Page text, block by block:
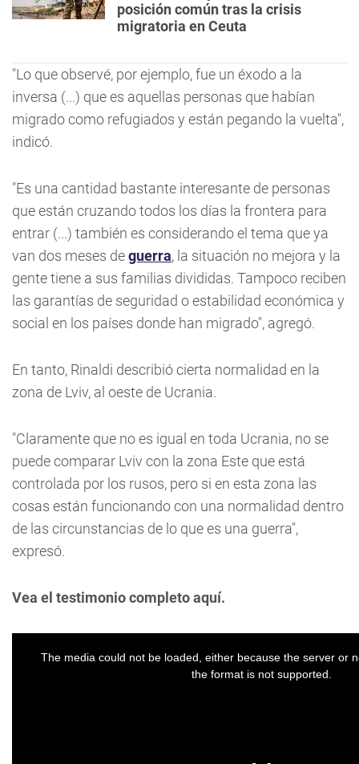
posición común tras la crisis
migratoria en Ceuta
"Lo que observé, por ejemplo, fue un éxodo a la
inversa (...) que es aquellas personas que habían
migrado como refugiados y están pegando la vuelta",
indicó.
"Es una cantidad bastante interesante de personas
que están cruzando todos los días la frontera para
entrar (...) también es considerando el tema que ya
van dos meses deguerra, la situación no mejora y la
gente tiene a sus familias divididas. Tampoco reciben
las garantías de seguridad o estabilidad económica y
social en los países donde han migrado", agregó.
En tanto, Rinaldi describió cierta normalidad en la
zona de Lviv, al oeste de Ucrania.
"Claramente que no es igual en toda Ucrania, no se
puede comparar Lviv con la zona Este que está
controlada por los rusos, pero si en esta zona las
cosas están funcionando con una normalidad dentro
de las circunstancias de lo que es una guerra",
expresó.
Vea el testimonio completo aquí.